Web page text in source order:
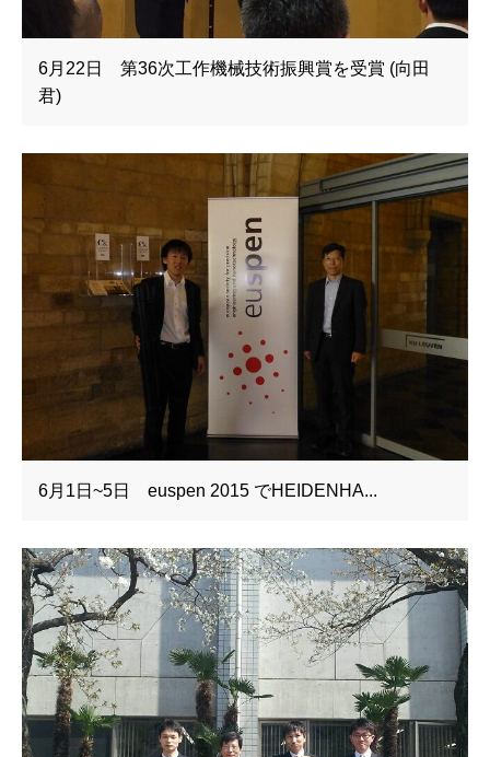
6月22日 第36次工作機械技術振興賞を受賞 (向田
君)
6月1日~5日 euspen 2015 でHEIDENHA...